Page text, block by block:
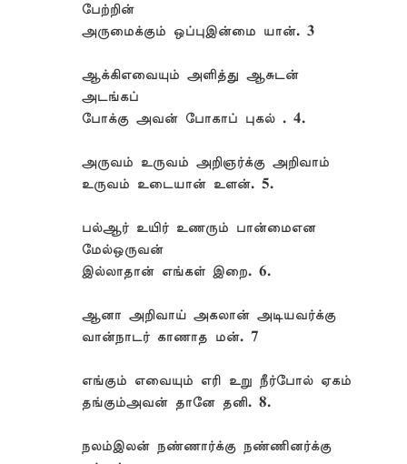
பேற்றின்
அருமைக்கும் ஒப்புஇன்மை யான். 3
ஆக்கிஎவையும் அளித்து ஆசுடன்
அடங்கப்
போக்கு அவன் போகாப் புகல் . 4.
அருவம் உருவம் அறிஞர்க்கு அறிவாம்
உருவம் உடையான் உளன். 5.
பல்ஆர் உயிர் உணரும் பான்மைஎன
மேல்ஒருவன்
இல்லாதான் எங்கள் இறை. 6.
ஆனா அறிவாய் அகலான் அடியவர்க்கு
வான்நாடர் காணாத மன். 7
எங்கும் எவையும் எரி உறு நீர்போல் ஏகம்
தங்கும்அவன் தானே தனி. 8.
நலம்இலன் நண்ணார்க்கு நண்ணினர்க்கு